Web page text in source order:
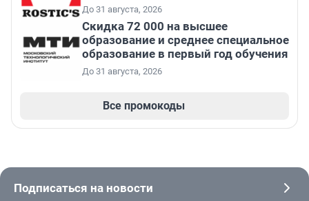
До 31 августа, 2026
Скидка 72 000 на высшее
образование и среднее специальное
образование в первый год обучения
До 31 августа, 2026
Все промокоды
Подписаться на новости